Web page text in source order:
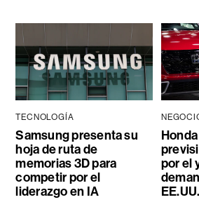
TECNOLOGÍA
Samsung presenta su
hoja de ruta de
memorias 3D para
competir por el
liderazgo en IA
por el
EE.UU.